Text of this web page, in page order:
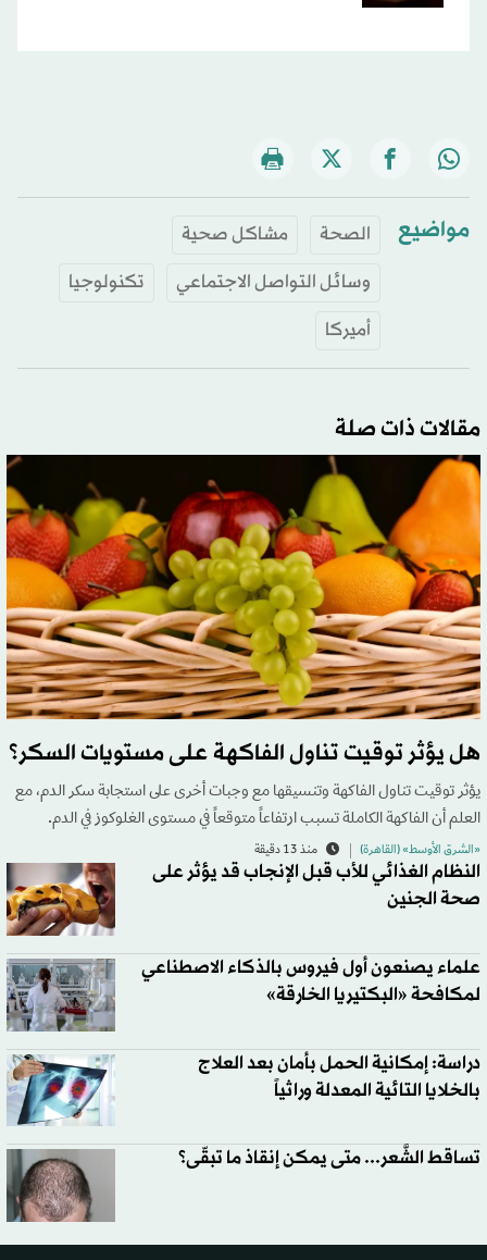
مواضيع الصحة
مشاكل صحية
وسائل التواصل الاجتماعي
تكنولوجيا
أميركا
مقالات ذات صلة
هل يؤثر توقيت تناول الفاكهة على مستويات السكر؟
يؤثر توقيت تناول الفاكهة وتنسيقها مع وجبات أخرى على استجابة سكر الدم، مع
العلم أن الفاكهة الكاملة تسبب ارتفاعاً متوقعاً في مستوى الغلوكوز في الدم.
«الشرق الأوسط» (القاهرة) منذ 13 دقيقة
النظام الغذائي للأب قبل الإنجاب قد يؤثر على
صحة الجنين
علماء يصنعون أول فيروس بالذكاء الاصطناعي
لمكافحة «البكتيريا الخارقة»
دراسة: إمكانية الحمل بأمان بعد العلاج
بالخلايا التائية المعدلة وراثياً
تساقط الشَّعر... متى يمكن إنقاذ ما تبقّى؟